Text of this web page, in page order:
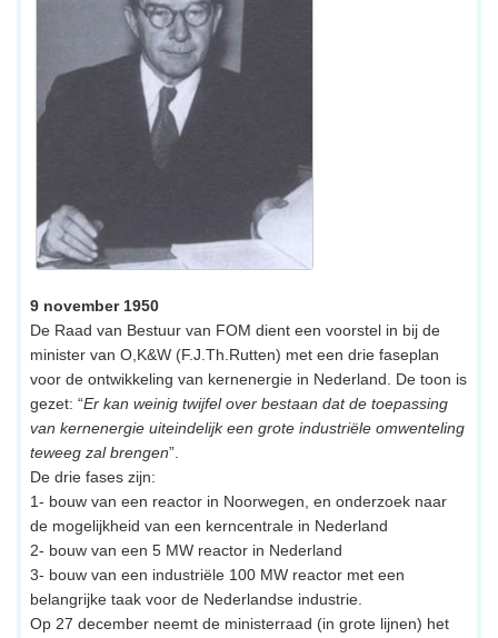
9 november 1950
De Raad van Bestuur van FOM dient een voorstel in bij de
minister van O,K&W (F.J.Th.Rutten) met een drie faseplan
voor de ontwikkeling van kernenergie in Nederland. De toon is
gezet: “Er kan weinig twijfel over bestaan dat de toepassing
van kernenergie uiteindelijk een grote industriële omwenteling
teweeg zal brengen”.
De drie fases zijn:
1- bouw van een reactor in Noorwegen, en onderzoek naar
de mogelijkheid van een kerncentrale in Nederland
2- bouw van een 5 MW reactor in Nederland
3- bouw van een industriële 100 MW reactor met een
belangrijke taak voor de Nederlandse industrie.
Op 27 december neemt de ministerraad (in grote lijnen) het